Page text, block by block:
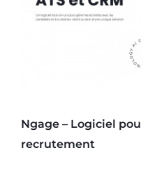
Ngage – Logiciel
recrutement